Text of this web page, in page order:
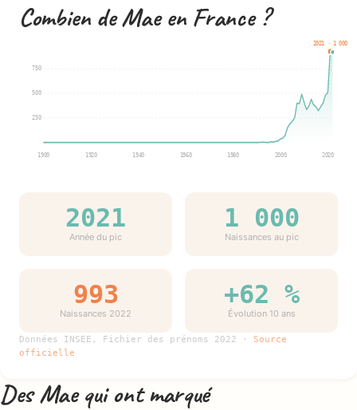
Combien de Mae en France ?
250
500
750
1900 1920 1940 1960 1980 2000 2020
2021 · 1 000
2021
Année du pic
1 000
Naissances au pic
993
Naissances 2022
+62 %
Évolution 10 ans
Données INSEE, Fichier des prénoms 2022 · Source
officielle
Des Mae qui ont marqué